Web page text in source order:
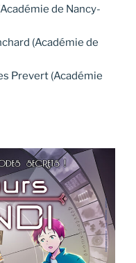
de Nancy-
(Académie de
Prevert (Académie